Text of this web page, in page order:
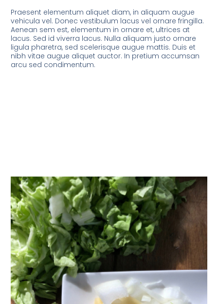
Praesent elementum aliquet diam, in aliquam augue
vehicula vel. Donec vestibulum lacus vel ornare fringilla.
Aenean sem est, elementum in ornare et, ultrices at
lacus. Sed id viverra lacus. Nulla aliquam justo ornare
ligula pharetra, sed scelerisque augue mattis. Duis et
nibh vitae augue aliquet auctor. In pretium accumsan
arcu sed condimentum.